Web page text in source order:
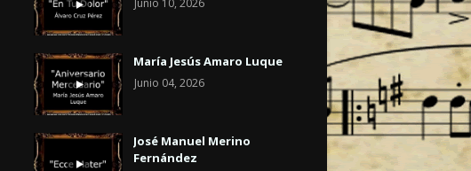
Junio 10, 2026
María Jesús Amaro Luque
Junio 04, 2026
José Manuel Merino
Fernández